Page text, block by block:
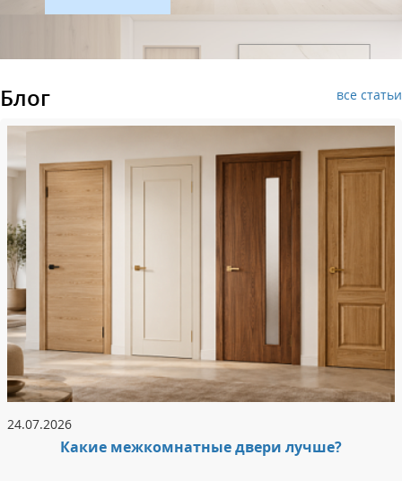
Блог все статьи
24.07.2026
Какие межкомнатные двери лучше?